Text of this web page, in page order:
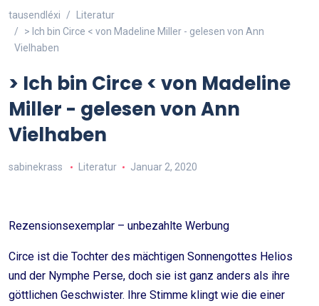
tausendléxi
Literatur
> Ich bin Circe < von Madeline Miller - gelesen von Ann
Vielhaben
> Ich bin Circe < von Madeline
Miller - gelesen von Ann
Vielhaben
sabinekrass Literatur Januar 2, 2020
Rezensionsexemplar – unbezahlte Werbung
Circe ist die Tochter des mächtigen Sonnengottes Helios
und der Nymphe Perse, doch sie ist ganz anders als ihre
göttlichen Geschwister. Ihre Stimme klingt wie die einer